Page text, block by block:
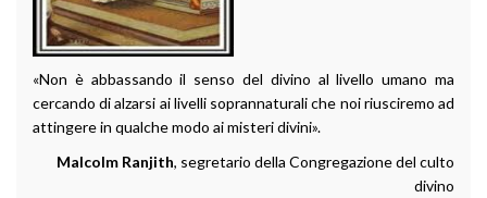
«Non è abbassando il senso del divino al livello umano ma
cercando di alzarsi ai livelli soprannaturali che noi riusciremo ad
attingere in qualche modo ai misteri divini».
Malcolm Ranjith, segretario della Congregazione del culto
divino